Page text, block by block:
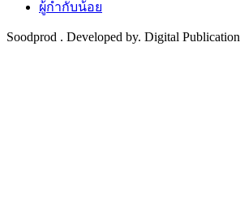
ผู้กำกับน้อย
Soodprod . Developed by. Digital Publication